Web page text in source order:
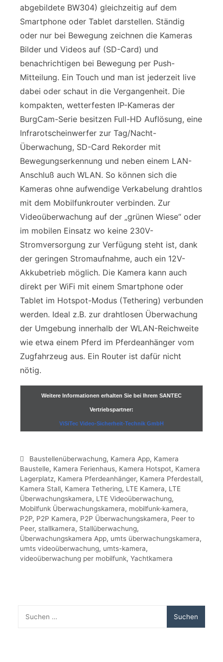
abgebildete BW304) gleichzeitig auf dem
Smartphone oder Tablet darstellen. Ständig
oder nur bei Bewegung zeichnen die Kameras
Bilder und Videos auf (SD-Card) und
benachrichtigen bei Bewegung per Push-
Mitteilung. Ein Touch und man ist jederzeit live
dabei oder schaut in die Vergangenheit. Die
kompakten, wetterfesten IP-Kameras der
BurgCam-Serie besitzen Full-HD Auflösung, eine
Infrarotscheinwerfer zur Tag/Nacht-
Überwachung, SD-Card Rekorder mit
Bewegungserkennung und neben einem LAN-
Anschluß auch WLAN. So können sich die
Kameras ohne aufwendige Verkabelung drahtlos
mit dem Mobilfunkrouter verbinden. Zur
Videoüberwachung auf der „grünen Wiese“ oder
im mobilen Einsatz wo keine 230V-
Stromversorgung zur Verfügung steht ist, dank
der geringen Stromaufnahme, auch ein 12V-
Akkubetrieb möglich. Die Kamera kann auch
direkt per WiFi mit einem Smartphone oder
Tablet im Hotspot-Modus (Tethering) verbunden
werden. Ideal z.B. zur drahtlosen Überwachung
der Umgebung innerhalb der WLAN-Reichweite
wie etwa einem Pferd im Pferdeanhänger vom
Zugfahrzeug aus. Ein Router ist dafür nicht
nötig.
Weitere Informationen erhalten Sie bei Ihrem SANTEC
Vertriebspartner:
ViSiTec Video-Sicherheit-Technik GmbH
Baustellenüberwachung, Kamera App, Kamera
Baustelle, Kamera Ferienhaus, Kamera Hotspot, Kamera
Lagerplatz, Kamera Pferdeanhänger, Kamera Pferdestall,
Kamera Stall, Kamera Tethering, LTE Kamera, LTE
Überwachungskamera, LTE Videoüberwachung,
Mobilfunk Überwachungskamera, mobilfunk-kamera,
P2P, P2P Kamera, P2P Überwachungskamera, Peer to
Peer, stallkamera, Stallüberwachung,
Überwachungskamera App, umts überwachungskamera,
umts videoüberwachung, umts-kamera,
videoüberwachung per mobilfunk, Yachtkamera
nach: